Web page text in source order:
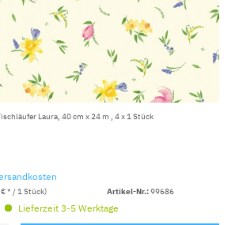
Laura, 40 cm x 24 m , 4 x 1 Stück
* / 1 Stück) Artikel-Nr.:99686
Lieferzeit 3-5 Werktage